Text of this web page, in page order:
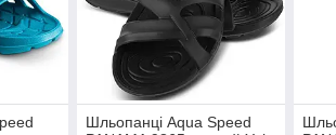
Шльопанці Aqua Speed